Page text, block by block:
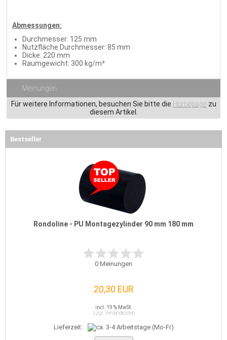
Abmessungen:
Durchmesser: 125 mm
Nutzfläche Durchmesser: 85 mm
Dicke: 220 mm
Raumgewicht: 300 kg/m³
Meinungen
Für weitere Informationen, besuchen Sie bitte die Homepagezu
diesem Artikel.
Bestseller
Rondoline - PU Montagezylinder 90 mm 180 mm
0 Meinungen
20,30 EUR
incl. 19 % MwSt.
zzgl. Versandkosten
Lieferzeit: